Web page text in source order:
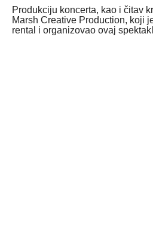
Produkciju koncerta, kao i čitav
Marsh Creative Production, koji
rental i organizovao ovaj